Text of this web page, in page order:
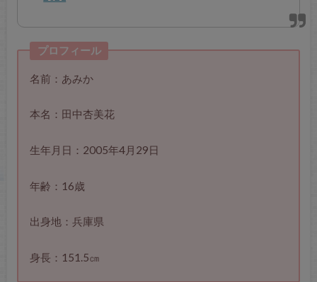
プロフィール
名前：あみか
本名：田中杏美花
生年月日：2005年4月29日
年齢：16歳
出身地：兵庫県
身長：151.5㎝